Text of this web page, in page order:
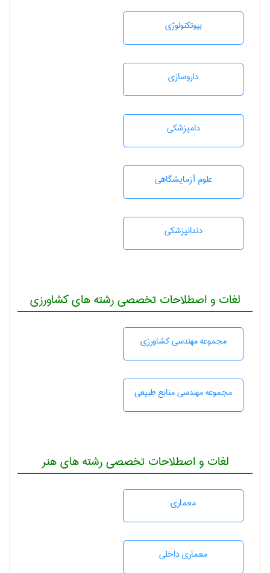
بيوتكنولوژی
داروسازی
دامپزشكی
علوم آزمايشگاهی
دندانپزشكی
لغات و اصطلاحات تخصصی رشته های کشاورزی
مجموعه مهندسی كشاورزی
مجموعه مهندسی منابع طبيعی
لغات و اصطلاحات تخصصی رشته های هنر
معماری
معماری داخلی